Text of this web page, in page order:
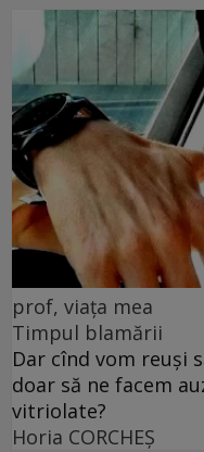
prof, viața mea
Timpul blamării
Dar cînd vom reuși
doar să ne facem
vitriolate?
Horia CORCHEŞ